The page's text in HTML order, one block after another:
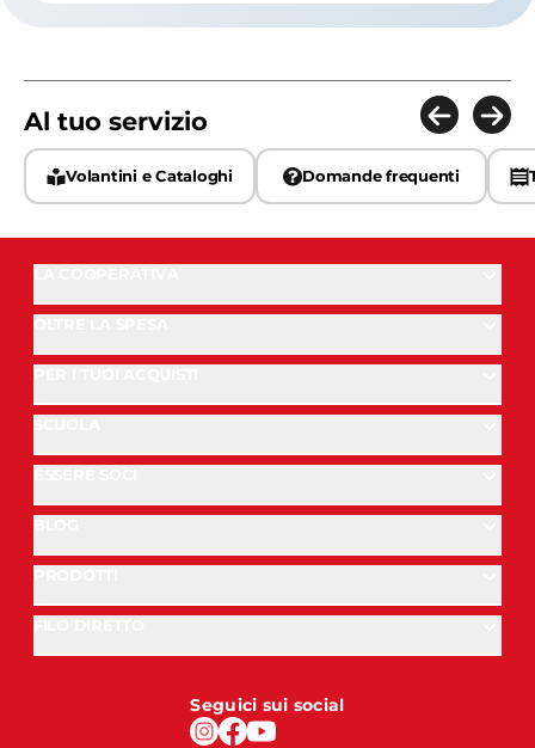
Al tuo servizio
Volantini e Cataloghi Domande frequenti
Seguici sui social